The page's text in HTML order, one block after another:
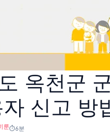
옥천군
신고 방
룬 6분